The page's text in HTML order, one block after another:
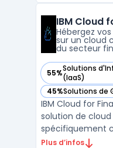
pour la gestion
l'infrastructure vir
IBM Cloud
Hébergez
sur un cloud
du secteur
55%Solutions
(IaaS)
— voir IBM Cloud
45%Solutions de
— voir IBM Cloud
IBM Cloud for
solution de
spécifiquement
besoins des
Plus d’infos